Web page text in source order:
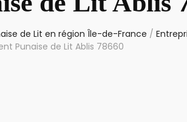
de Lit en région Île-de-France /
Punaise de Lit Ablis 78660